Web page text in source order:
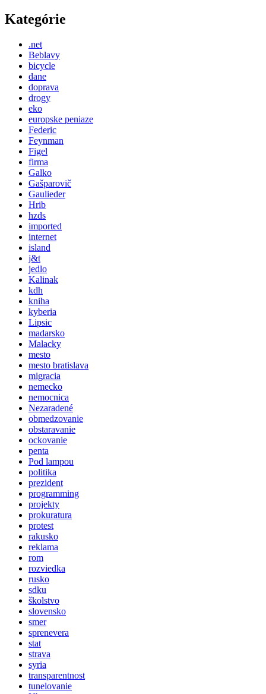
Kategórie
.net
Beblavy
bicycle
dane
doprava
drogy
eko
europske peniaze
Federic
Feynman
Figel
firma
Galko
Gašparovič
Gaulieder
Hrib
hzds
imported
internet
island
j&t
jedlo
Kalinak
kdh
kniha
kyberia
Lipsic
madarsko
Malacky
mesto
mesto bratislava
migracia
nemecko
nemocnica
Nezaradené
obmedzovanie
obstaravanie
ockovanie
penta
Pod lampou
politika
prezident
programming
projekty
prokuratura
protest
rakusko
reklama
rom
rozviedka
rusko
sdku
školstvo
slovensko
smer
sprenevera
stat
strava
syria
transparentnost
tunelovanie